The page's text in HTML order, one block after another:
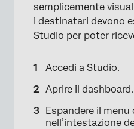
semplicemente
i destinatari devono
Studio per poter
Accedi a Studio.
Aprire il dashboard.
Espandere il menu
nell’intestazione